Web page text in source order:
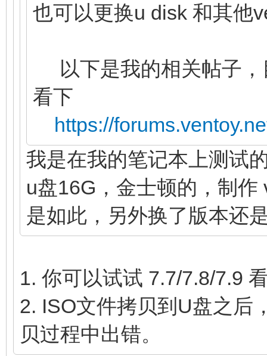
也可以更换u disk 和其他
以下是我的相关帖子，
看下
https://
我是在我的笔记本上测试
u盘16G，金士顿的，制
是如此，另外换了版本还
1. 你可以试试 7.7/7.8/7.9
2. ISO文件拷贝到U盘之后
贝过程中出错。